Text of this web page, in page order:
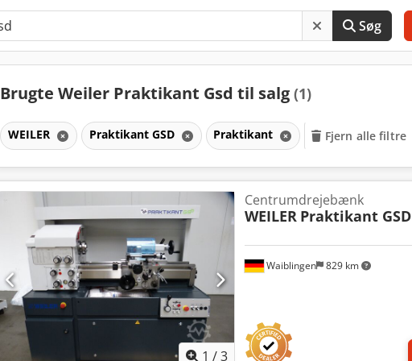
Søg
Brugte Weiler Praktikant Gsd til salg (1)
WEILER Praktikant GSD Praktikant Fjern alle filtre
1 /3
Waiblingen 829 km
Centrumdrejebænk
WEILER Praktikant GSD